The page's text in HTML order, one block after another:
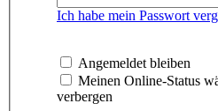
Ich habe mein Passwort
Angemeldet bleiben
Meinen Online-Status
verbergen